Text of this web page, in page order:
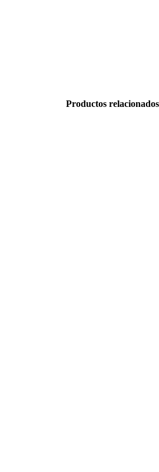
Productos relacionados